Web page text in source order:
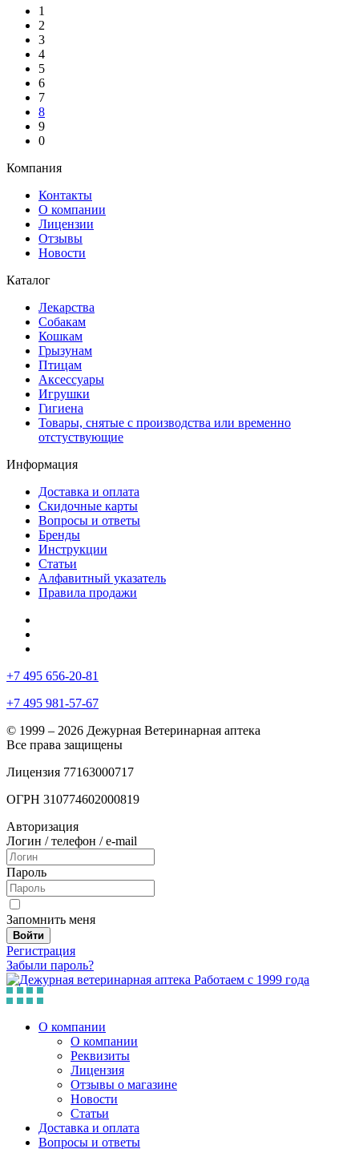
1
2
3
4
5
6
7
8
9
0
Компания
Контакты
О компании
Лицензии
Отзывы
Новости
Каталог
Лекарства
Собакам
Кошкам
Грызунам
Птицам
Аксессуары
Игрушки
Гигиена
Товары, снятые с производства или временно
отстуствующие
Информация
Доставка и оплата
Скидочные карты
Вопросы и ответы
Бренды
Инструкции
Статьи
Алфавитный указатель
Правила продажи
+7 495 656-20-81
+7 495 981-57-67
© 1999 – 2026 Дежурная Ветеринарная аптека
Все права защищены
Лицензия 77163000717
ОГРН 310774602000819
Авторизация
Логин / телефон / e-mail
Пароль
Запомнить меня
Войти
Регистрация
Забыли пароль?
Работаем с 1999 года
О компании
О компании
Реквизиты
Лицензия
Отзывы о магазине
Новости
Статьи
Доставка и оплата
Вопросы и ответы